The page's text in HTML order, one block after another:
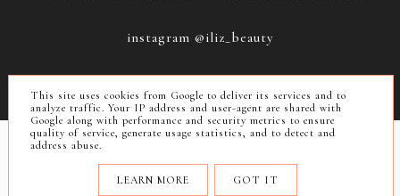
instagram @iliz_beauty
COPYRIGHT ©ILIZ
BLOG DESIGN: KAROGRAFIA.PL
This site uses cookies from Google to deliver its services and to
analyze traffic. Your IP address and user-agent are shared with
Google along with performance and security metrics to ensure
quality of service, generate usage statistics, and to detect and
address abuse.
LEARN MORE GOT IT